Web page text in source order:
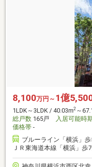
8,100万円～ 1億
1LDK～3LDK / 40.03m2 ～
総戸数 165戸 入居可能時
価格帯 -
ブルーライン「横浜」歩
ＪＲ東海道本線「横浜」歩